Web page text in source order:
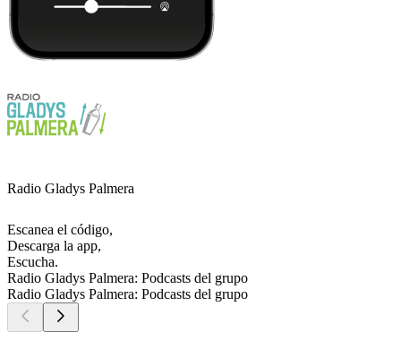
Radio Gladys Palmera
Escanea el código,
Descarga la app,
Escucha.
Radio Gladys Palmera: Podcasts del grupo
Radio Gladys Palmera: Podcasts del grupo